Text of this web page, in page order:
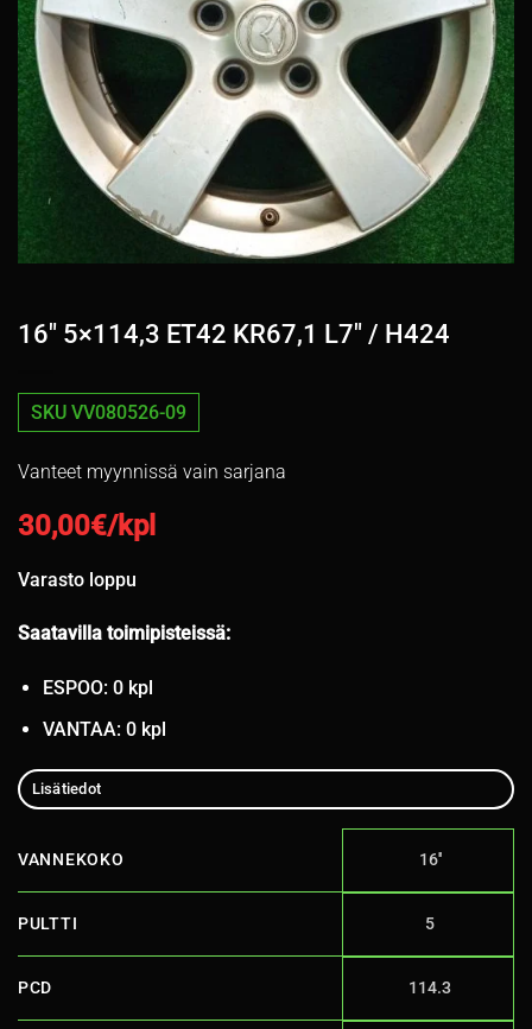
16″ 5×114,3 ET42 KR67,1 L7″ / H424
SKU VV080526-09
Vanteet myynnissä vain sarjana
30,00€/kpl
Varasto loppu
Saatavilla toimipisteissä:
ESPOO: 0 kpl
VANTAA: 0 kpl
Lisätiedot
VANNEKOKO 16''
PULTTI 5
PCD 114.3